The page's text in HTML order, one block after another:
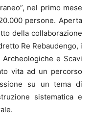
nel primo mese
persone. Aperta
della collaborazione
Re Rebaudengo, i
e Scavi
vita ad un percorso
su un tema di
sistematica e